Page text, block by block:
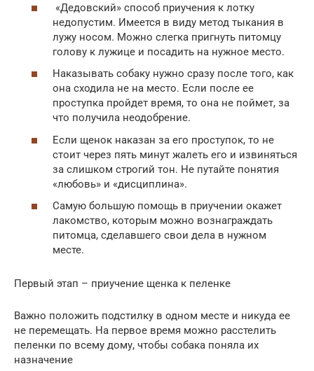
«Дедовский» способ приучения к лотку
недопустим. Имеется в виду метод тыкания в
лужу носом. Можно слегка пригнуть питомцу
голову к лужице и посадить на нужное место.
Наказывать собаку нужно сразу после того, как
она сходила не на место. Если после ее
проступка пройдет время, то она не поймет, за
что получила неодобрение.
Если щенок наказан за его проступок, то не
стоит через пять минут жалеть его и извиняться
за слишком строгий тон. Не путайте понятия
«любовь» и «дисциплина».
Самую большую помощь в приучении окажет
лакомство, которым можно вознаграждать
питомца, сделавшего свои дела в нужном
месте.
Первый этап – приучение щенка к пеленке
Важно положить подстилку в одном месте и никуда ее
не перемещать. На первое время можно расстелить
пеленки по всему дому, чтобы собака поняла их
назначение